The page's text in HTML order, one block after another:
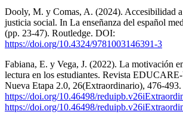
Dooly, M. y Comas, A. (2024). Accesibilidad
justicia social. In La enseñanza del español
(pp. 23-47). Routledge. DOI:
https://doi.org/10.4324/9781003146391-3
Fabiana, E. y Vega, J. (2022). La motivación
lectura en los estudiantes. Revista
Nueva Etapa 2.0, 26(Extraordinario), 476-493.
https://doi.org/10.46498/
https://doi.org/10.46498/